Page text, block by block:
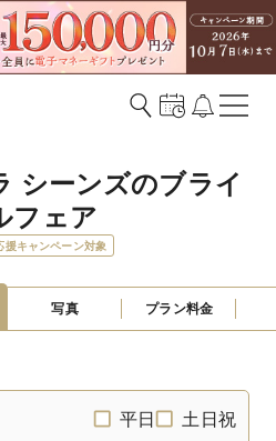
シーンズのブライ
フェア
援キャンペーン対象
写真 プラン料金
平日 土日祝